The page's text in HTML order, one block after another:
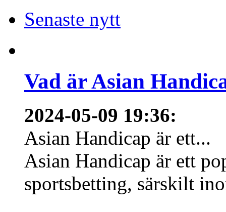
Senaste nytt
Vad är Asian
2024-05-09 19:36:
Asian Handicap är ett...
Asian Handicap är ett
sportsbetting, särskilt